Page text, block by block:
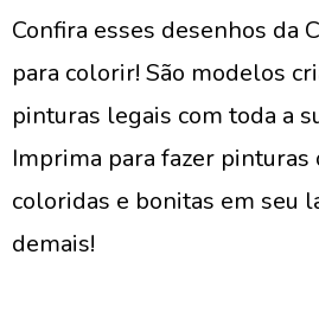
Confira esses desenhos da
para colorir! São modelos
pinturas legais com toda a
Imprima para fazer pinturas
coloridas e bonitas em seu
demais!